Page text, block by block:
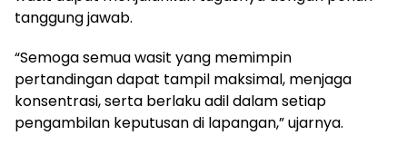
tanggung jawab.
“Semoga semua wasit yang memimpin
pertandingan dapat tampil maksimal, menjaga
konsentrasi, serta berlaku adil dalam setiap
pengambilan keputusan di lapangan,” ujarnya.